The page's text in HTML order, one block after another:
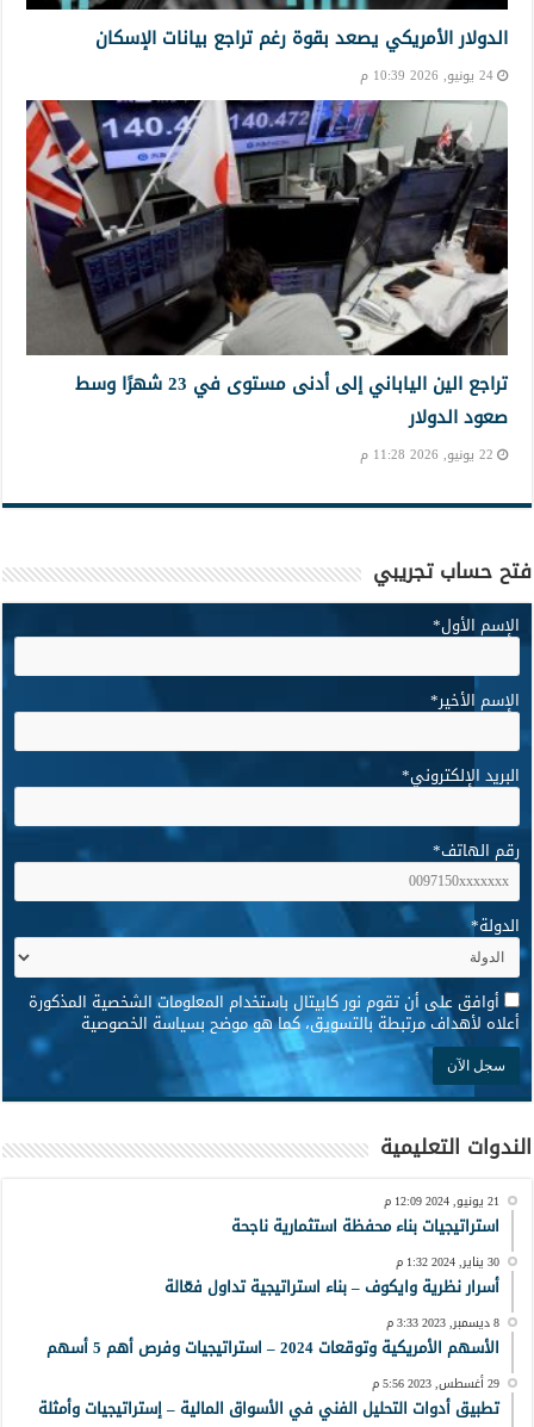
الدولار الأمريكي يصعد بقوة رغم تراجع بيانات الإسكان
24 يونيو, 2026 10:39 م
تراجع الين الياباني إلى أدنى مستوى في 23 شهرًا وسط
صعود الدولار
22 يونيو, 2026 11:28 م
فتح حساب تجريبي
الإسم الأول*
الإسم الأخير*
البريد الإلكتروني*
رقم الهاتف*
الدولة*
* أوافق على أن تقوم نور كابيتال باستخدام المعلومات الشخصية المذكورة
أعلاه لأهداف مرتبطة بالتسويق، كما هو موضح بسياسة الخصوصية
الندوات التعليمية
21 يونيو, 2024 12:09 م
استراتيجيات بناء محفظة استثمارية ناجحة
30 يناير, 2024 1:32 م
أسرار نظرية وايكوف – بناء استراتيجية تداول فعّالة
8 ديسمبر, 2023 3:33 م
الأسهم الأمريكية وتوقعات 2024 – استراتيجيات وفرص أهم 5 أسهم
29 أغسطس, 2023 5:56 م
تطبيق أدوات التحليل الفني في الأسواق المالية – إستراتيجيات وأمثلة